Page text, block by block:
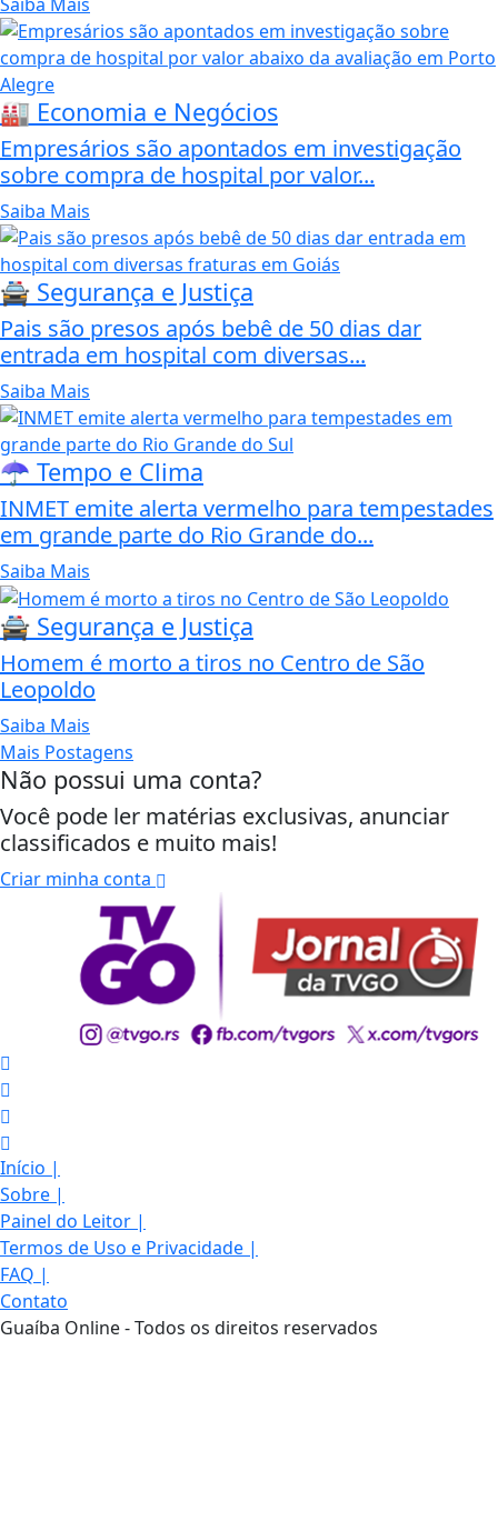
🏭 Economia e Negócios
Empresários são apontados em investigação
sobre compra de hospital por valor...
Saiba Mais
🚔 Segurança e Justiça
Pais são presos após bebê de 50 dias dar
entrada em hospital com diversas...
Saiba Mais
☂️ Tempo e Clima
INMET emite alerta vermelho para tempestades
em grande parte do Rio Grande do...
Saiba Mais
🚔 Segurança e Justiça
Homem é morto a tiros no Centro de São
Leopoldo
Saiba Mais
Mais Postagens
Não possui uma conta?
Você pode ler matérias exclusivas, anunciar
classificados e muito mais!
Criar minha conta
Início |
Sobre |
Painel do Leitor |
Termos de Uso e Privacidade |
FAQ |
Contato
Guaíba Online - Todos os direitos reservados